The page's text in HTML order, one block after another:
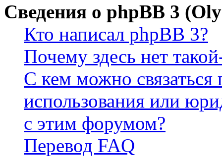
Сведения о phpBB 3
Кто написал phpBB 3?
Почему здесь нет
С кем можно связаться
использования или
с этим форумом?
Перевод FAQ